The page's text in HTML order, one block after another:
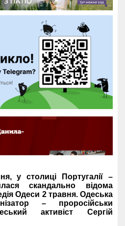
у столиці Португалії –
скандально відома
Одеси 2 травня. Одеська
– проросійськи
активіст Сергій